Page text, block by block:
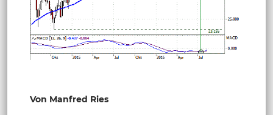
Von Manfred Ries